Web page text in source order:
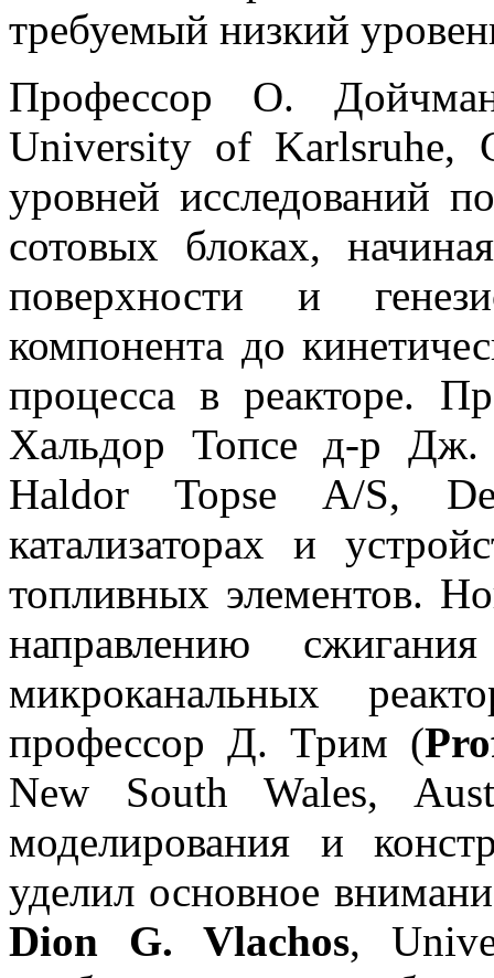
требуемый низкий
Профессор О.
University of Karlsruhe,
уровней исследований
сотовых блоках,
поверхности и
компонента до
процесса в реакторе.
Хальдор Топсе д-р
Haldor Topse A/S,
катализаторах и
топливных элементов.
направлению
микроканальных
профессор Д. Трим (
New South Wales,
моделирования и
уделил основное
Dion G. Vlachos,